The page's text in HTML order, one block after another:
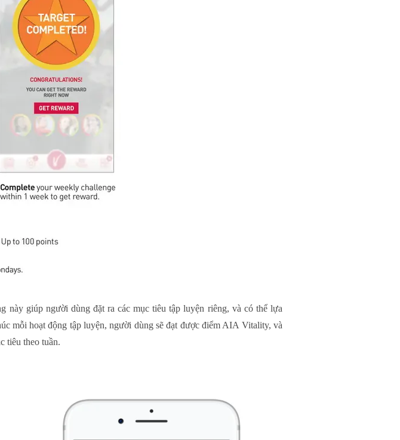
giúp người dùng đặt ra các mục tiêu tập luyện riêng, và có thể lựa
mỗi hoạt động tập luyện, người dùng sẽ đạt được điểm AIA Vitality, và
tiêu theo tuần.